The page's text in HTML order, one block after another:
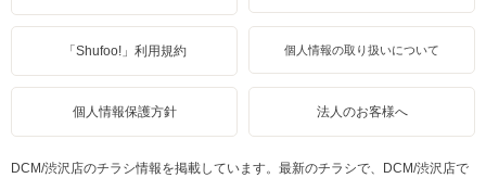
「Shufoo!」利用規約 個人情報の取り扱いについて
個人情報保護方針 法人のお客様へ
DCM/渋沢店のチラシ情報を掲載しています。最新のチラシで、DCM/渋沢店で